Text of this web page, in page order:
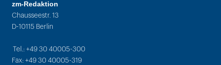
zm-Redaktion
Chausseestr. 13
D-10115 Berlin
Tel.: +49 30 40005-300
Fax: +49 30 40005-319